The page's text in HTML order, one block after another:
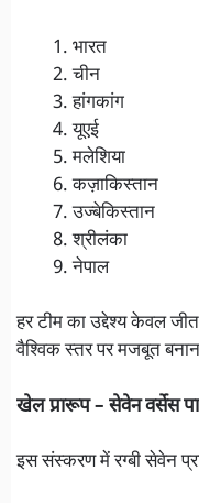
भारत
चीन
हांगकांग
यूएई
मलेशिया
कज़ाकिस्तान
उज्बेकिस्तान
श्रीलंका
नेपाल
हर टीम का उद्देश्य केवल
वैश्विक स्तर पर मजबूत
खेल प्रारूप – सेवेन वर्सेस
इस संस्करण में रग्बी सेवेन